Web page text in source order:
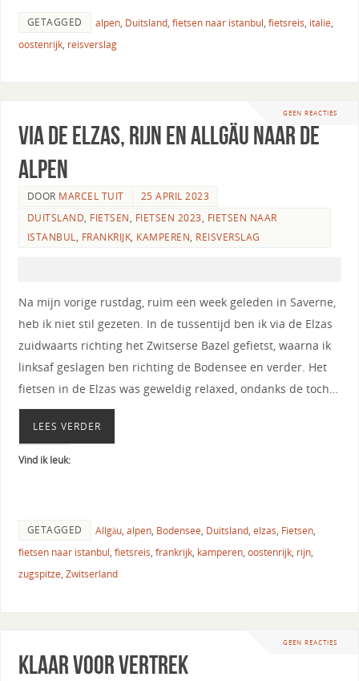
GETAGGED alpen, Duitsland, fietsen naar istanbul, fietsreis, italie,
oostenrijk, reisverslag
GEEN REACTIES
Via de Elzas, Rijn en Allgäu naar de
Alpen
DOOR MARCEL TUIT
25 APRIL 2023
DUITSLAND, FIETSEN, FIETSEN 2023, FIETSEN NAAR
ISTANBUL, FRANKRIJK, KAMPEREN, REISVERSLAG
Na mijn vorige rustdag, ruim een week geleden in Saverne,
heb ik niet stil gezeten. In de tussentijd ben ik via de Elzas
zuidwaarts richting het Zwitserse Bazel gefietst, waarna ik
linksaf geslagen ben richting de Bodensee en verder. Het
fietsen in de Elzas was geweldig relaxed, ondanks de toch…
LEES VERDER
Vind ik leuk:
GETAGGED Allgäu, alpen, Bodensee, Duitsland, elzas, Fietsen,
fietsen naar istanbul, fietsreis, frankrijk, kamperen, oostenrijk, rijn,
zugspitze, Zwitserland
GEEN REACTIES
Klaar voor vertrek